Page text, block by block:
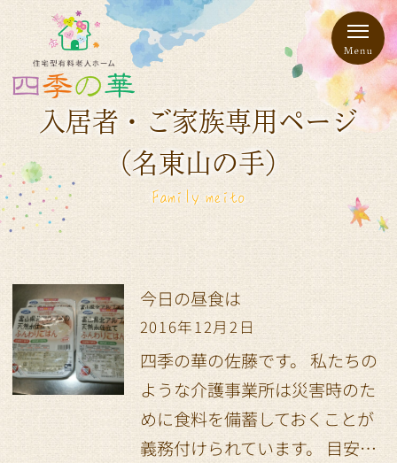
入居者・ご家族専用ページ
（名東山の手）
Family meito
今日の昼食は
2016年12月2日
四季の華の佐藤です。 私たちの
ような介護事業所は災害時のた
めに食料を備蓄しておくことが
義務付けられています。 目安…